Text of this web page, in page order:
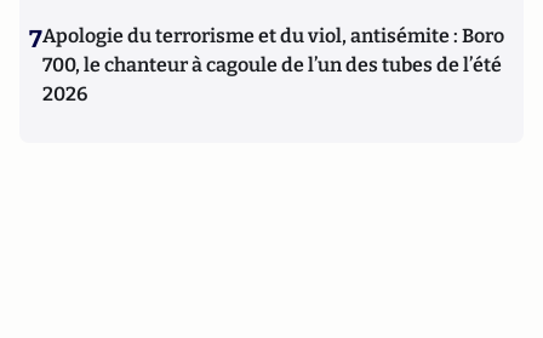
7Apologie du terrorisme et du viol, antisémite : Boro
700, le chanteur à cagoule de l’un des tubes de l’été
2026